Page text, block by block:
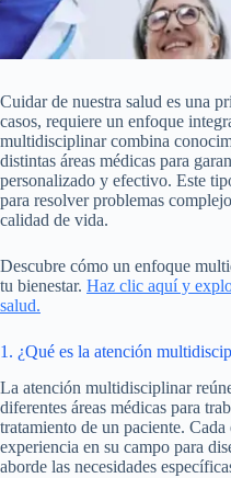
Cuidar de nuestra salud es una
casos, requiere un enfoque
multidisciplinar combina
distintas áreas médicas para
personalizado y efectivo. Este
para resolver problemas
calidad de vida.
Descubre cómo un enfoque
tu bienestar. Haz clic aquí y
salud.
1. ¿Qué es la atención
La atención multidisciplinar
diferentes áreas médicas para
tratamiento de un paciente. Cada
experiencia en su campo para
aborde las necesidades